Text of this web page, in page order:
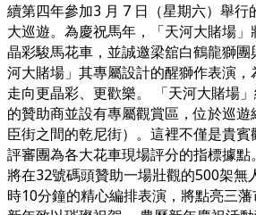
續第四年參加3 月 7 日（星期六）舉行
大巡遊。為慶祝馬年，「天河大賭場
晶彩駿馬花車，並誠邀梁舘白鶴龍獅
河大賭場」其專屬設計的醒獅作表演
走向更晶彩、更歡樂。 「天河大賭場
的贊助商並設有專屬觀賞區，位於巡
臣街之間的乾尼街）。這裡不僅是貴
評審團為各大花車現場評分的指標據
將在32號碼頭贊助一場壯觀的500架無
時10分鐘的精心編排表演，將點亮三